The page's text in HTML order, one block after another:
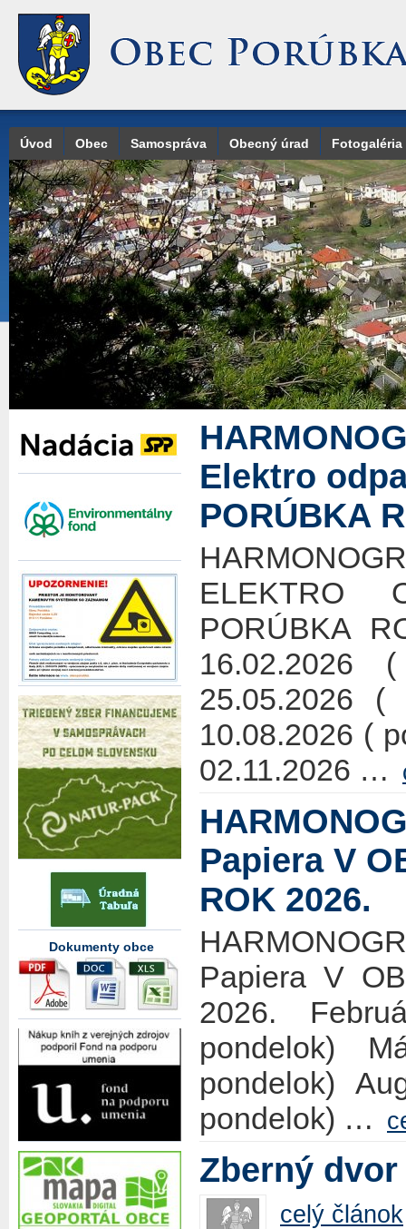
Úvod Obec Samospráva Obecný úrad Fotogaléria
Dokumenty obce
Elektro
PORÚBKA
ELEKTRO
PORÚBKA
16.02.2026
25.05.2026 (
10.08.2026 (
02.11.2026 …
Papiera V
ROK 2026.
Papiera V
2026.
pondelok)
pondelok)
pondelok) …
Zberný
celý článok